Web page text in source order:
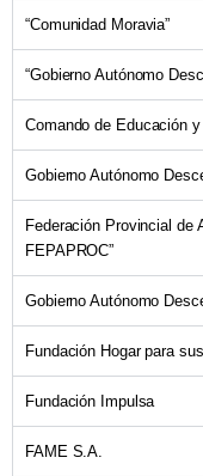
“Comunidad Moravia”
“Gobierno Autónomo
Comando de Educación
Gobierno Autónomo
Federación Provincial de
FEPAPROC”
Gobierno Autónomo
Fundación Hogar para
Fundación Impulsa
FAME S.A.